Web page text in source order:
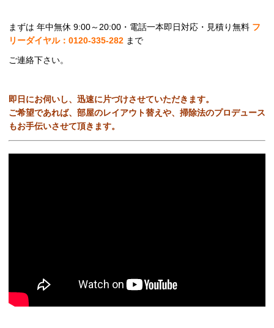
まずは 年中無休 9:00～20:00・電話一本即日対応・見積り無料 フ
リーダイヤル：0120-335-282 まで
ご連絡下さい。
即日にお伺いし、迅速に片づけさせていただきます。
ご希望であれば、部屋のレイアウト替えや、掃除法のプロデュース
もお手伝いさせて頂きます。